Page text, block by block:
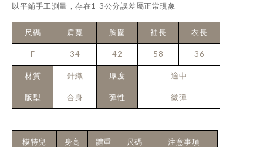
以平鋪手工測量，存在1-3公分誤差屬正常現象
尺碼 肩寬 胸圍 袖長 衣長
F 34 42 58 36
材質 針織 厚度 適中
版型 合身 彈性 微彈
模特兒 身高 體重 尺碼 注意事項